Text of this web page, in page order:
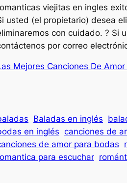
viejitas en ingles
usted (el propietario) desea
con cuidado. ? Si
por correo
Mejores Canciones De
Baladas en inglés
en inglés canciones de
de amor para bodas
para escuchar